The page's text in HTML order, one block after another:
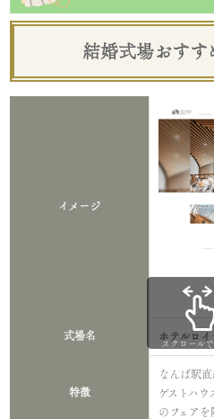
結婚式場おすす
イメージ
式場名 ホテルロ
特徴
なんば駅
ゲストハ
のフェアを
スクロール